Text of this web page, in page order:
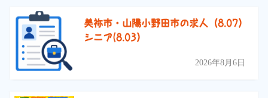
美祢市・山陽小野田市の求人（8.07）
シニア(8.03）
2026年8月6日